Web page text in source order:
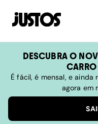
DESCUBRA O
É fácil, é mensal, e
agora em